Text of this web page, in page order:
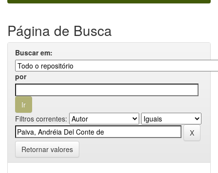
Página de Busca
Buscar em:
por
Filtros correntes:
Retornar valores